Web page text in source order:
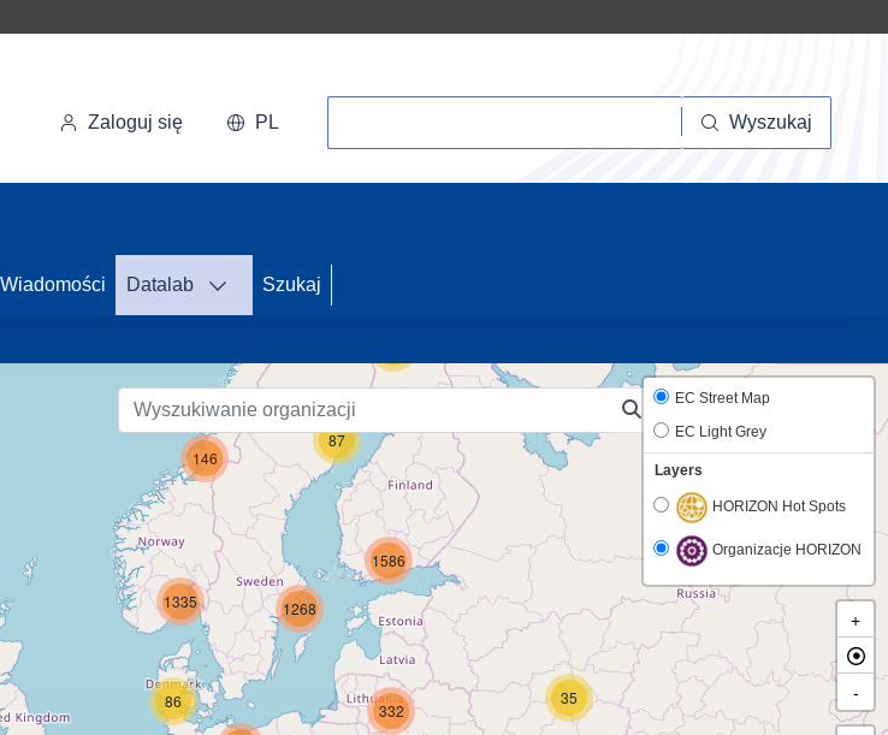
Zaloguj się PL Wyszukaj
Wiadomości Datalab Szukaj
35
58
86
87
332
146
1335
1586
1268
EC Street Map
EC Light Grey
Layers
HORIZON Hot Spots
Organizacje HORIZON
+
-